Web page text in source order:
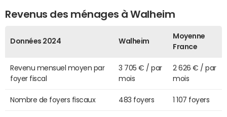
Revenus des ménages à Walheim
Données 2024 Walheim
Moyenne
France
Revenu mensuel moyen par
foyer fiscal
3 705 € / par
mois
2 626 € / par
mois
Nombre de foyers fiscaux 483 foyers 1 107 foyers